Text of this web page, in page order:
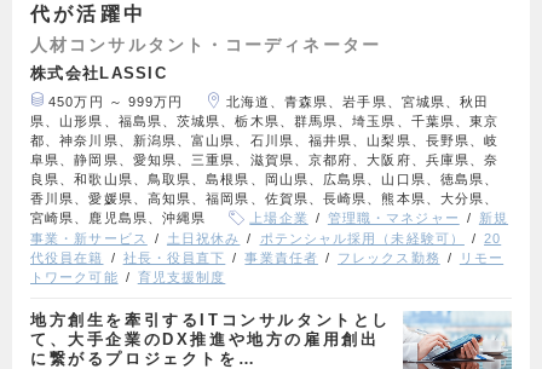
代が活躍中
人材コンサルタント・コーディネーター
株式会社LASSIC
450万円 ～ 999万円
北海道、青森県、岩手県、宮城県、秋田
県、山形県、福島県、茨城県、栃木県、群馬県、埼玉県、千葉県、東京
都、神奈川県、新潟県、富山県、石川県、福井県、山梨県、長野県、岐
阜県、静岡県、愛知県、三重県、滋賀県、京都府、大阪府、兵庫県、奈
良県、和歌山県、鳥取県、島根県、岡山県、広島県、山口県、徳島県、
香川県、愛媛県、高知県、福岡県、佐賀県、長崎県、熊本県、大分県、
宮崎県、鹿児島県、沖縄県
上場企業 管理職・マネジャー
新規
事業・新サービス
土日祝休み ポテンシャル採用（未経験可）
20
代役員在籍
社長・役員直下 事業責任者 フレックス勤務
リモー
トワーク可能
育児支援制度
地方創生を牽引するITコンサルタントとし
て、大手企業のDX推進や地方の雇用創出
に繋がるプロジェクトを…